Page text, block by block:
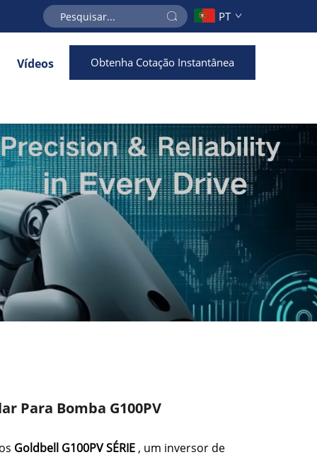
PT
Vídeos Obtenha Cotação Instantânea
Para Bomba G100PV
Goldbell G100PVSÉRIE , um inversor de